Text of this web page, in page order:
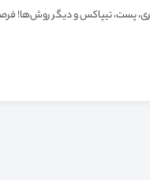
پست، تیپاکس و دیگر روش‌ها!